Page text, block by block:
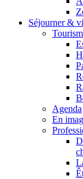
Séjourner &
Agenda
En